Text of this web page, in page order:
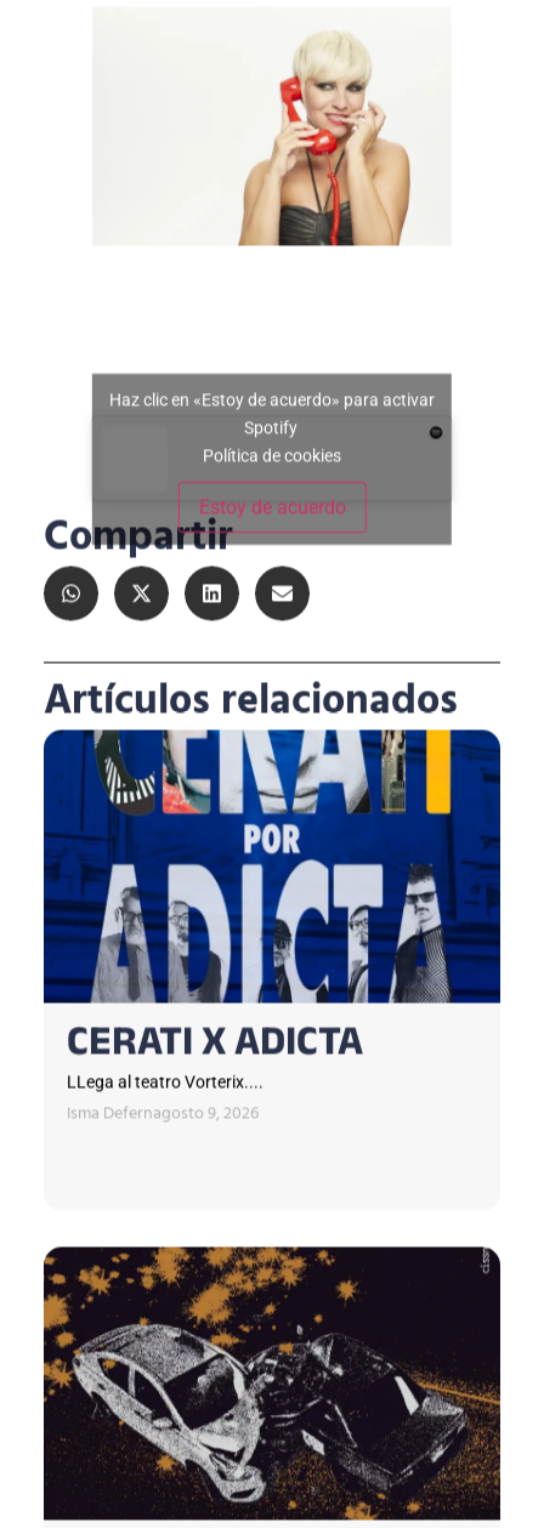
Haz clic en «Estoy de acuerdo» para activar
Spotify
Política de cookies
Estoy de acuerdo
Compartir
Artículos relacionados
CERATI X ADICTA
LLega al teatro Vorterix....
Isma Defernagosto 9, 2026